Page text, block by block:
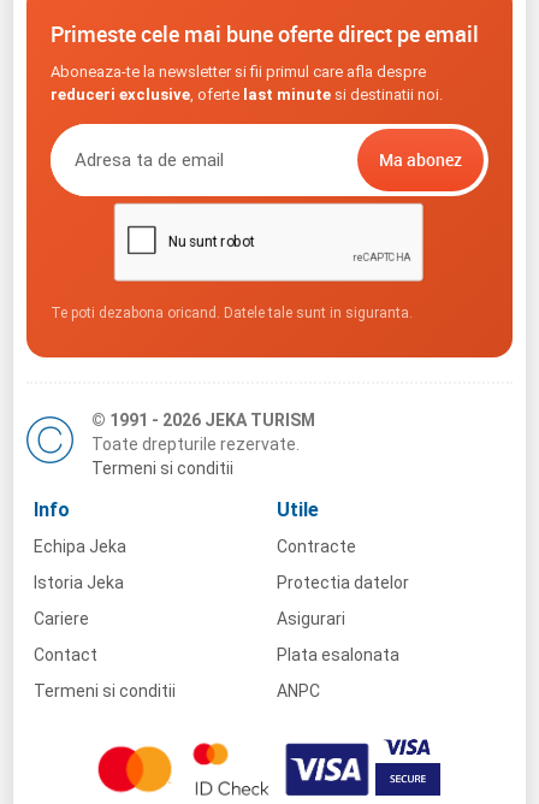
Primeste cele mai bune oferte direct pe email
Aboneaza-te la newsletter si fii primul care afla despre
reduceri exclusive, oferte last minutesi destinatii noi.
Te poti dezabona oricand. Datele tale sunt in siguranta.
© 1991 - 2026 JEKA TURISM
Toate drepturile rezervate.
Termeni si conditii
Info
Echipa Jeka
Istoria Jeka
Cariere
Contact
Termeni si conditii
Utile
Contracte
Protectia datelor
Asigurari
Plata esalonata
ANPC